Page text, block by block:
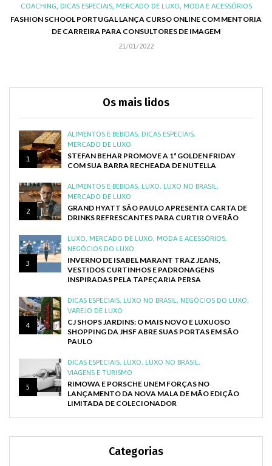
COACHING,DICAS ESPECIAIS,MERCADO DE LUXO,MODA E ACESSÓRIOS
FASHION SCHOOL PORTUGAL LANÇA CURSO ONLINE COM MENTORIA
DE CARREIRA PARA CONSULTORES DE IMAGEM
21/01/2022
Os mais lidos
1
ALIMENTOS E BEBIDAS, DICAS ESPECIAIS,
MERCADO DE LUXO
STEFAN BEHAR PROMOVE A 1ª GOLDEN FRIDAY
COM SUA BARRA RECHEADA DE NUTELLA
2
ALIMENTOS E BEBIDAS, LUXO, LUXO NO BRASIL ,
MERCADO DE LUXO
GRAND HYATT SÃO PAULO APRESENTA CARTA DE
DRINKS REFRESCANTES PARA CURTIR O VERÃO
3
LUXO, MERCADO DE LUXO, MODA E ACESSÓRIOS,
NEGÓCIOS DO LUXO
INVERNO DE ISABEL MARANT TRAZ JEANS,
VESTIDOS CURTINHOS E PADRONAGENS
INSPIRADAS PELA TAPEÇARIA PERSA
4
DICAS ESPECIAIS, LUXO NO BRASIL , NEGÓCIOS DO LUXO,
VAREJO DE LUXO
CJ SHOPS JARDINS: O MAIS NOVO E LUXUOSO
SHOPPING DA JHSF ABRE SUAS PORTAS EM SÃO
PAULO
5
DICAS ESPECIAIS, LUXO, LUXO NO BRASIL ,
VIAGENS E TURISMO
RIMOWA E PORSCHE UNEM FORÇAS NO
LANÇAMENTO DA NOVA MALA DE MÃO EDIÇÃO
LIMITADA DE COLECIONADOR
Categorias